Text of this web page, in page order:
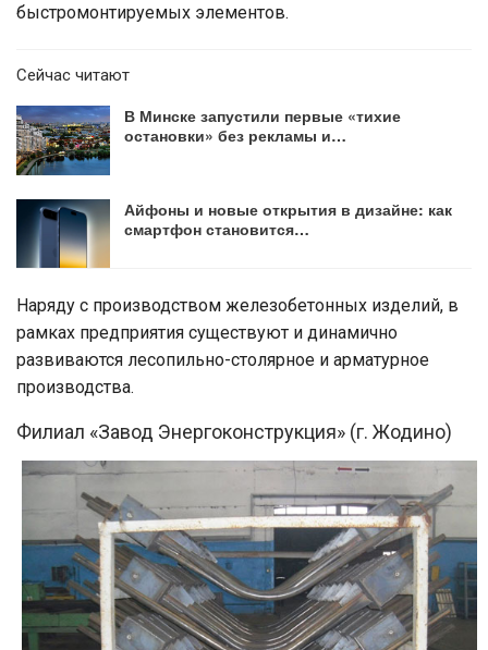
быстромонтируемых элементов.
Сейчас читают
В Минске запустили первые «тихие
остановки» без рекламы и…
Айфоны и новые открытия в дизайне: как
смартфон становится…
Наряду с производством железобетонных изделий, в
рамках предприятия существуют и динамично
развиваются лесопильно-столярное и арматурное
производства.
Филиал «Завод Энергоконструкция» (г. Жодино)